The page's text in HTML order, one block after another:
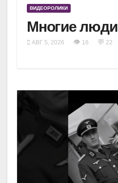
ВИДЕОРОЛИКИ
Многие люди
АВГ 5, 2026 👁 16 💬 22